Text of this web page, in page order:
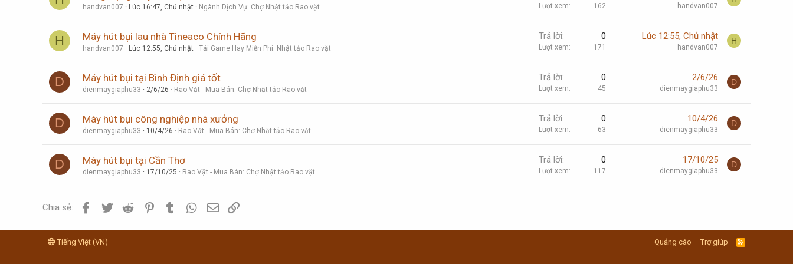
handvan007 Lúc 16:47, Chủ nhật Ngành Dịch Vụ: Chợ Nhật tảo Rao vặt Lượt xem 162 handvan007
H Máy hút bụi lau nhà Tineaco Chính Hãng
handvan007 Lúc 12:55, Chủ nhật Tải Game Hay Miễn Phí: Nhật tảo Rao vặt
Trả lời 0
Lượt xem 171
Lúc 12:55, Chủ nhật
handvan007
H
D Máy hút bụi tại Bình Định giá tốt
dienmaygiaphu33 2/6/26 Rao Vặt - Mua Bán: Chợ Nhật tảo Rao vặt
Trả lời 0
Lượt xem 45
2/6/26
dienmaygiaphu33
D
D Máy hút bụi công nghiệp nhà xưởng
dienmaygiaphu33 10/4/26 Rao Vặt - Mua Bán: Chợ Nhật tảo Rao vặt
Trả lời 0
Lượt xem 63
10/4/26
dienmaygiaphu33
D
D Máy hút bụi tại Cần Thơ
dienmaygiaphu33 17/10/25 Rao Vặt - Mua Bán: Chợ Nhật tảo Rao vặt
Trả lời 0
Lượt xem 117
17/10/25
dienmaygiaphu33
D
Chia sẻ: Facebook
Twitter Reddit PinterestTumblr WhatsApp
Email
Tiếng Việt (VN) Quảng cáo Trợ giúp
R
S